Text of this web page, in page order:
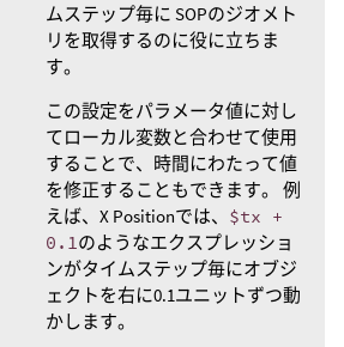
ムステップ毎に SOPのジオメト
リを取得するのに役に立ちま
す。
この設定をパラメータ値に対し
てローカル変数と合わせて使用
することで、時間にわたって値
を修正することもできます。 例
えば、X Positionでは、 $tx +
0.1 のようなエクスプレッショ
ンがタイムステップ毎にオブジ
ェクトを右に0.1ユニットずつ動
かします。